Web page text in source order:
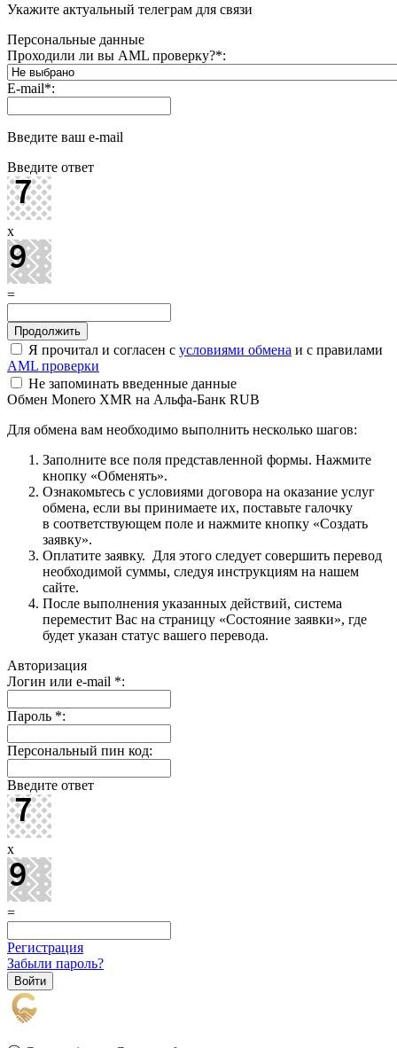
Укажите актуальный телеграм для связи
Персональные данные
Проходили ли вы AML проверку?*:
E-mail*:
Введите ваш e-mail
Введите ответ
x
=
Я прочитал и согласен с условиями обмена и с правилами
AML проверки
Не запоминать введенные данные
Обмен Monero XMR на Альфа-Банк RUB
Для обмена вам необходимо выполнить несколько шагов:
Заполните все поля представленной формы. Нажмите
кнопку «Обменять».
Ознакомьтесь с условиями договора на оказание услуг
обмена, если вы принимаете их, поставьте галочку
в соответствующем поле и нажмите кнопку «Создать
заявку».
Оплатите заявку. Для этого следует совершить перевод
необходимой суммы, следуя инструкциям на нашем
сайте.
После выполнения указанных действий, система
переместит Вас на страницу «Состояние заявки», где
будет указан статус вашего перевода.
Авторизация
Логин или e-mail *:
Пароль *:
Персональный пин код:
Введите ответ
x
=
Регистрация
Забыли пароль?